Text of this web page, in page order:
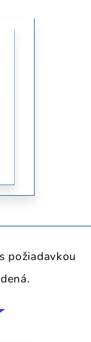
požiadavkou